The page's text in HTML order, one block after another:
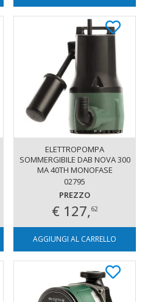
ELETTROPOMPA
SOMMERGIBILE DAB NOVA 300
MA 40TH MONOFASE
DRENAGGIO ACQUE CHIARE AD
USO DOMESTICO
02795
PREZZO
€ 127,62
AGGIUNGI AL CARRELLO